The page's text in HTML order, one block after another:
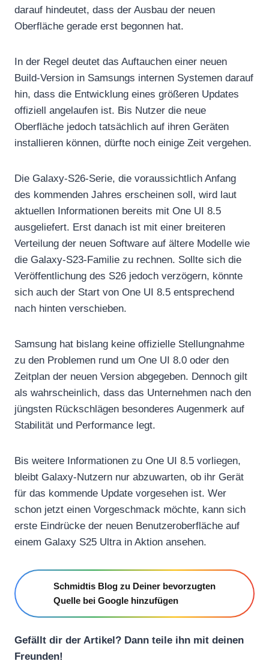
darauf hindeutet, dass der Ausbau der neuen
Oberfläche gerade erst begonnen hat.
In der Regel deutet das Auftauchen einer neuen
Build-Version in Samsungs internen Systemen darauf
hin, dass die Entwicklung eines größeren Updates
offiziell angelaufen ist. Bis Nutzer die neue
Oberfläche jedoch tatsächlich auf ihren Geräten
installieren können, dürfte noch einige Zeit vergehen.
Die Galaxy-S26-Serie, die voraussichtlich Anfang
des kommenden Jahres erscheinen soll, wird laut
aktuellen Informationen bereits mit One UI 8.5
ausgeliefert. Erst danach ist mit einer breiteren
Verteilung der neuen Software auf ältere Modelle wie
die Galaxy-S23-Familie zu rechnen. Sollte sich die
Veröffentlichung des S26 jedoch verzögern, könnte
sich auch der Start von One UI 8.5 entsprechend
nach hinten verschieben.
Samsung hat bislang keine offizielle Stellungnahme
zu den Problemen rund um One UI 8.0 oder den
Zeitplan der neuen Version abgegeben. Dennoch gilt
als wahrscheinlich, dass das Unternehmen nach den
jüngsten Rückschlägen besonderes Augenmerk auf
Stabilität und Performance legt.
Bis weitere Informationen zu One UI 8.5 vorliegen,
bleibt Galaxy-Nutzern nur abzuwarten, ob ihr Gerät
für das kommende Update vorgesehen ist. Wer
schon jetzt einen Vorgeschmack möchte, kann sich
erste Eindrücke der neuen Benutzeroberfläche auf
einem Galaxy S25 Ultra in Aktion ansehen.
Schmidtis Blog zu Deiner bevorzugten
Quelle bei Google hinzufügen
Gefällt dir der Artikel? Dann teile ihn mit deinen
Freunden!